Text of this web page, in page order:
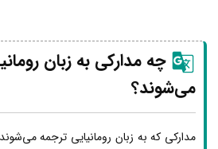
چه مدارکی به زبان
می‌شوند؟
مدارکی که به زبان رومانیایی ترجمه